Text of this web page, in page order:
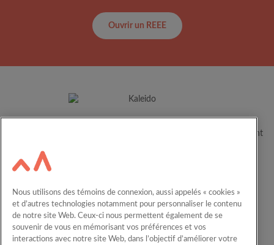
Ouvrir un REEE
concrétiser le plein potentiel de leurs enfants en les accompagnant
Calculateur
English
Nous joindre
REEE en entreprise
Nous utilisons des témoins de connexion, aussi appelés « cookies »
et d’autres technologies notamment pour personnaliser le contenu
de notre site Web. Ceux-ci nous permettent également de se
souvenir de vous en mémorisant vos préférences et vos
interactions avec notre site Web, dans l’objectif d’améliorer votre